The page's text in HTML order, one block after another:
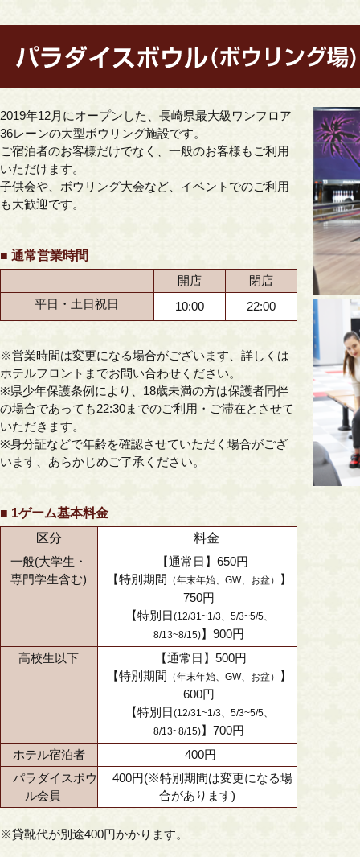
2019年12月にオープンした、 長崎県最大級ワンフロア
36レーンの大型ボウリング施設です。
ご宿泊者のお客様だけでなく、一般のお客様もご利用
いただけます。
子供会や、ボウリング大会など、イベントでのご利用
も大歓迎です。
■ 通常営業時間
開店
閉店
平日・土日祝日
10:00 22:00
※営業時間は変更になる場合がございます、詳しくは
ホテルフロントまでお問い合わせください。
※県少年保護条例により、18歳未満の方は保護者同伴
の場合であっても22:30までのご利用・ご滞在とさせて
いただきます。
※身分証などで年齢を確認させていただく場合がござ
います、あらかじめご了承ください。
■ 1ゲーム基本料金
区分
料金
一般(大学生・
専門学生含む)
【通常日】650円
【特別期間 （年末年始、GW、お盆）
】
750円
【特別日(12/31~1/3、5/3~5/5、
8/13~8/15)】900円
高校生以下
【通常日】500円
【特別期間 （年末年始、GW、お盆）
】
600円
【特別日(12/31~1/3、5/3~5/5、
8/13~8/15)】700円
ホテル宿泊者
400円
パラダイスボウ
ル会員
400円(※特別期間は変更になる場
合があります)
※貸靴代が別途400円かかります。